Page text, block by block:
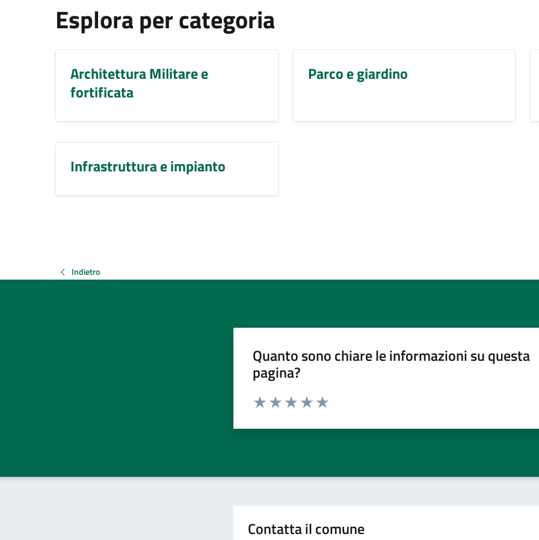
Esplora per categoria
Architettura Militare e
fortificata
Parco e giardino
Infrastruttura e impianto
Indietro
Quanto sono chiare le informazioni su questa
pagina?
Valuta da 1 a 5 stelle la pagina
Contatta il comune